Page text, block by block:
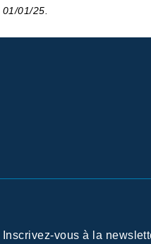
01/25.
Inscrivez-vous à la